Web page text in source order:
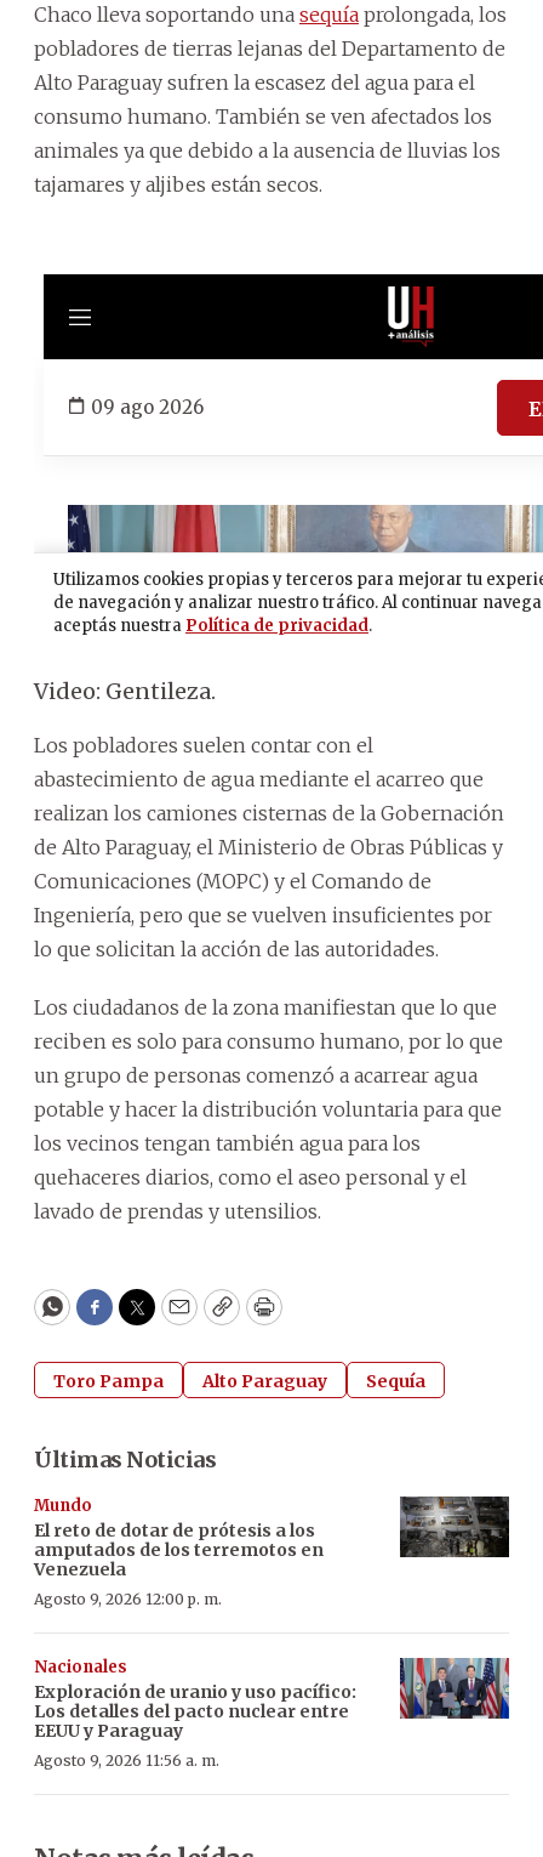
Chaco lleva soportando una sequía prolongada, los
pobladores de tierras lejanas del Departamento de
Alto Paraguay sufren la escasez del agua para el
consumo humano. También se ven afectados los
animales ya que debido a la ausencia de lluvias los
tajamares y aljibes están secos.
Video: Gentileza.
Los pobladores suelen contar con el
abastecimiento de agua mediante el acarreo que
realizan los camiones cisternas de la Gobernación
de Alto Paraguay, el Ministerio de Obras Públicas y
Comunicaciones (MOPC) y el Comando de
Ingeniería, pero que se vuelven insuficientes por
lo que solicitan la acción de las autoridades.
Los ciudadanos de la zona manifiestan que lo que
reciben es solo para consumo humano, por lo que
un grupo de personas comenzó a acarrear agua
potable y hacer la distribución voluntaria para que
los vecinos tengan también agua para los
quehaceres diarios, como el aseo personal y el
lavado de prendas y utensilios.
WhatsApp
Facebook
Twitter
EmailCopyPrint
Toro Pampa Alto Paraguay Sequía
Últimas Noticias
Mundo
El reto de dotar de prótesis a los
amputados de los terremotos en
Venezuela
Agosto 9, 2026 12:00 p. m.
Nacionales
Exploración de uranio y uso pacífico:
Los detalles del pacto nuclear entre
EEUU y Paraguay
Agosto 9, 2026 11:56 a. m.